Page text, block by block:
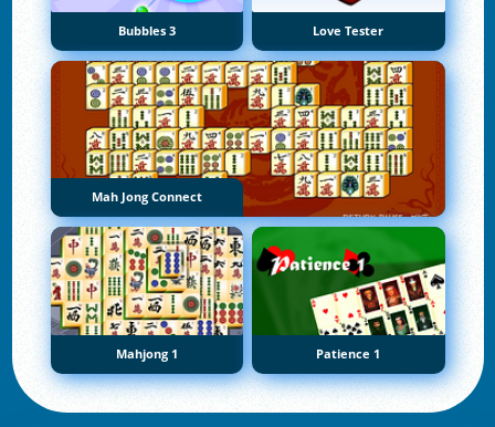
Bubbles 3 Love Tester
Mah Jong Connect
Mahjong 1 Patience 1